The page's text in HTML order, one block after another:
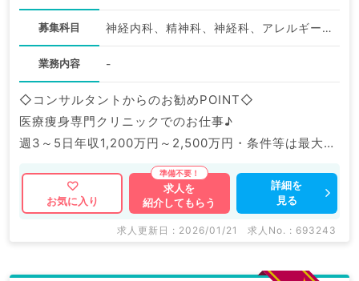
募集科目 神経内科、精神科、神経科、アレルギー科、リウマチ科、小児科、整形外科、形成外科、美容外科、脳神経外科、呼吸器外科、心臓血管外科、小児外科、皮膚科、泌尿器科、産婦人科、産科、婦人科、眼科、耳鼻咽喉科、気管食道科、放射線科、リハビリテーション科、麻酔科、ペインクリニック、人工透析科、緩和ケア科、一般内科、循環器内科、呼吸器内科、消化器内科、内分泌・代謝内科、腎臓内科、老年内科、血液内科、外科系全般、一般外科、消化器外科、乳腺外科、総合診療科、美容皮膚科、健診・人間ドック、救急科・ＩＣＵ、病理科、基礎医学系、膠原病科、スポーツ整形外科、大腸・肛門外科、その他、産業医、科目不問
業務内容 -
◇コンサルタントからのお勧めPOINT◇
医療痩身専門クリニックでのお仕事♪
週3～5日年収1,200万円～2,500万円・条件等は最大限
考慮◎しっかり稼ぎたい先生にもおススメです。
医療痩身クリニックのパイオニアであり、指導体制も充
実しております。
関求人はもちろんのこと、
お気に入り
求人を
紹介してもらう
詳細を
見る
求人更新日 : 2026/01/21 求人No. : 693243